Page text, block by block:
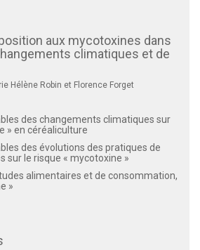
aux mycotoxines dans
climatiques et de
Hélène Robin et Florence Forget
des changements climatiques sur
» en céréaliculture
des évolutions des pratiques de
sur le risque « mycotoxine »
alimentaires et de consommation,
»